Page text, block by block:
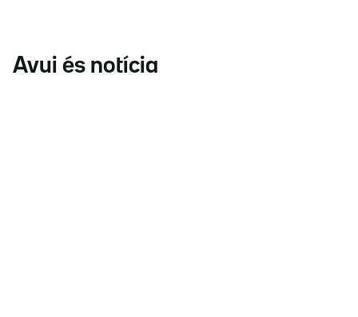
Avui és notícia